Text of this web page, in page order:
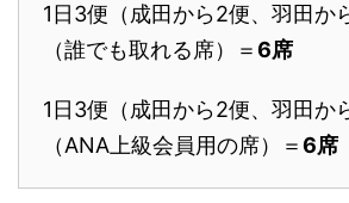
1日3便（成田から2便、羽田か
（誰でも取れる席）＝6席
1日3便（成田から2便、羽田か
（ANA上級会員用の席）＝6席